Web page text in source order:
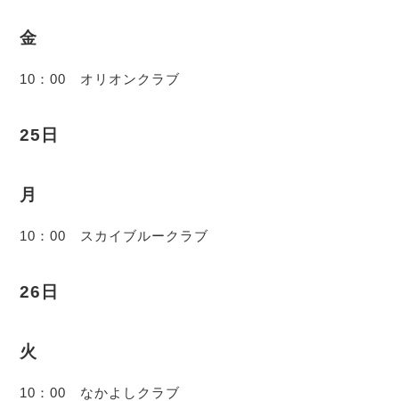
金
10：00 オリオンクラブ
25日
月
10：00 スカイブルークラブ
26日
火
10：00 なかよしクラブ